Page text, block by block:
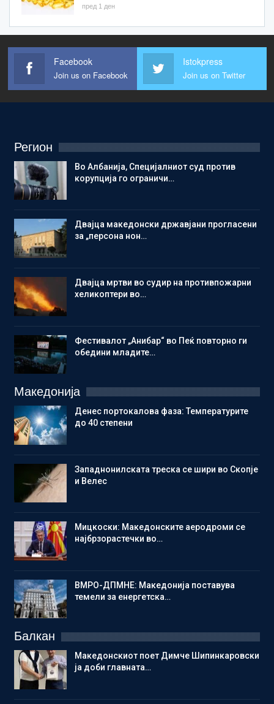
пред 1 ден
Facebook
Join us on Facebook
Istokpress
Join us on Twitter
Регион
Во Албанија, Специјалниот суд против
корупција го ограничи…
Двајца македонски државјани прогласени
за „персона нон…
Двајца мртви во судир на противпожарни
хеликоптери во…
Фестивалот „Анибар“ во Пеќ повторно ги
обедини младите…
Македонија
Денес портокалова фаза: Температурите
до 40 степени
Западнонилската треска се шири во Скопје
и Велес
Мицкоски: Македонските аеродроми се
најбрзорастечки во…
ВМРО-ДПМНЕ: Македонија поставува
темели за енергетска…
Балкан
Македонскиот поет Димче Шипинкаровски
ја доби главната…